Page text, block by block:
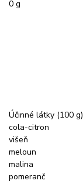
0 g
Účinné látky (100 g)
cola-citron
višeň
meloun
malina
pomeranč